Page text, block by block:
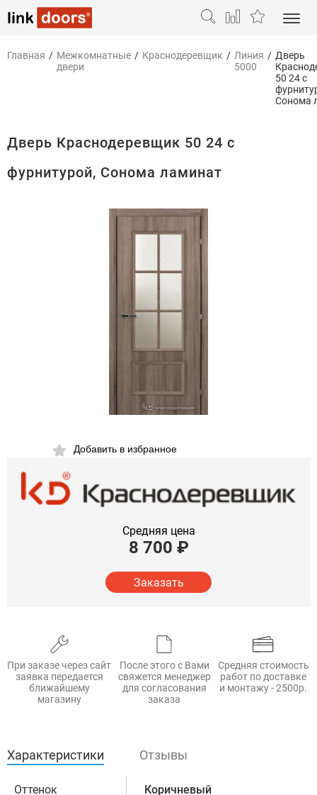
Главная / Межкомнатные
двери
/ Краснодеревщик / Линия
5000
/ Дверь
50 24 с
Сонома
Дверь Краснодеревщик 50 24 с
фурнитурой, Сонома ламинат
Добавить в избранное
Средняя цена
8 700 ₽
Заказать
При заказе через сайт
заявка передается
ближайшему
магазину
После этого с Вами
свяжется менеджер
для согласования
заказа
Средняя стоимость
работ по доставке
и монтажу - 2500р.
Характеристики Отзывы
Оттенок Коричневый